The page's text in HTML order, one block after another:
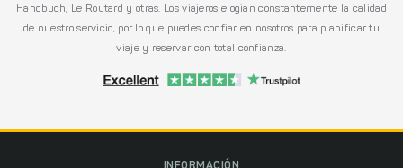
Handbuch, Le Routard y otras. Los viajeros elogian constantemente la calidad
de nuestro servicio, por lo que puedes confiar en nosotros para planificar tu
viaje y reservar con total confianza.